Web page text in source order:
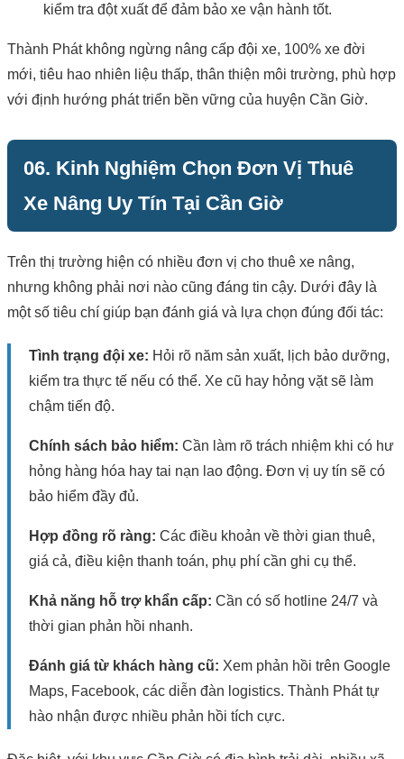
kiểm tra đột xuất để đảm bảo xe vận hành tốt.
Thành Phát không ngừng nâng cấp đội xe, 100% xe đời
mới, tiêu hao nhiên liệu thấp, thân thiện môi trường, phù hợp
với định hướng phát triển bền vững của huyện Cần Giờ.
06. Kinh Nghiệm Chọn Đơn Vị Thuê
Xe Nâng Uy Tín Tại Cần Giờ
Trên thị trường hiện có nhiều đơn vị cho thuê xe nâng,
nhưng không phải nơi nào cũng đáng tin cậy. Dưới đây là
một số tiêu chí giúp bạn đánh giá và lựa chọn đúng đối tác:
Tình trạng đội xe: Hỏi rõ năm sản xuất, lịch bảo dưỡng,
kiểm tra thực tế nếu có thể. Xe cũ hay hỏng vặt sẽ làm
chậm tiến độ.
Chính sách bảo hiểm: Cần làm rõ trách nhiệm khi có hư
hỏng hàng hóa hay tai nạn lao động. Đơn vị uy tín sẽ có
bảo hiểm đầy đủ.
Hợp đồng rõ ràng: Các điều khoản về thời gian thuê,
giá cả, điều kiện thanh toán, phụ phí cần ghi cụ thể.
Khả năng hỗ trợ khẩn cấp: Cần có số hotline 24/7 và
thời gian phản hồi nhanh.
Đánh giá từ khách hàng cũ: Xem phản hồi trên Google
Maps, Facebook, các diễn đàn logistics. Thành Phát tự
hào nhận được nhiều phản hồi tích cực.